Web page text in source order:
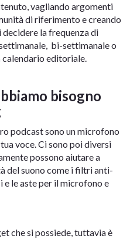
vagliando argomenti
di riferimento e creando
la frequenza di
bi-settimanale o
calendario editoriale.
bisogno
podcast sono un microfono
voce. Ci sono poi diversi
possono aiutare a
del suono come i filtri anti-
e le aste per il microfono e
che si possiede, tuttavia è